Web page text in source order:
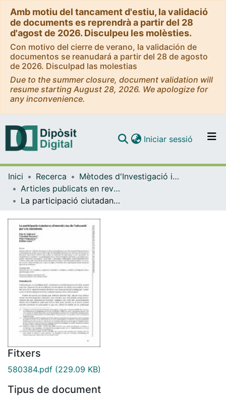
Amb motiu del tancament d'estiu, la validació
de documents es reprendrà a partir del 28
d'agost de 2026. Disculpeu les molèsties.
Con motivo del cierre de verano, la validación de
documentos se reanudará a partir del 28 de agosto
de 2026. Disculpad las molestias
Due to the summer closure, document validation will
resume starting August 28, 2026. We apologize for
any inconvenience.
Navega per tot el DD
Iniciar sessió (current)
Inici Recerca
Mètodes d'Investigació i Diagnòstic en Educació
Articles publicats en revistes (Mètodes d'Investigació i Diagnòstic en Educació)
La participació ciutadana: dimensió clau de l'educació per a la ciutadania
Fitxers
580384.pdf (229.09 KB)
Tipus de document